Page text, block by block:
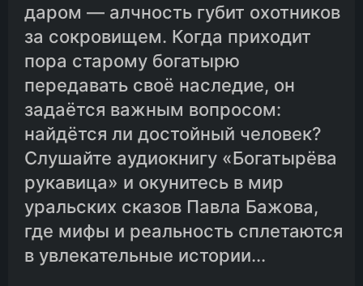
даром — алчность губит охотников
за сокровищем. Когда приходит
пора старому богатырю
передавать своё наследие, он
задаётся важным вопросом:
найдётся ли достойный человек?
Слушайте аудиокнигу «Богатырёва
рукавица» и окунитесь в мир
уральских сказов Павла Бажова,
где мифы и реальность сплетаются
в увлекательные истории...